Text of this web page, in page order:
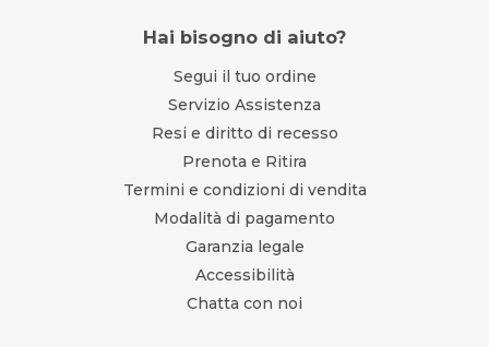
Hai bisogno di aiuto?
Segui il tuo ordine
Servizio Assistenza
Resi e diritto di recesso
Prenota e Ritira
Termini e condizioni di vendita
Modalità di pagamento
Garanzia legale
Accessibilità
Chatta con noi